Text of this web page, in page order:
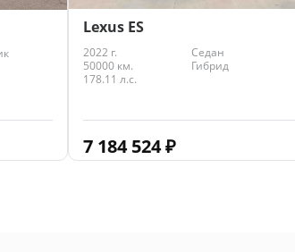
Lexus ES
2022 г.
Седан
50000 км.
Гибрид
178.11 л.с.
7 184 524₽